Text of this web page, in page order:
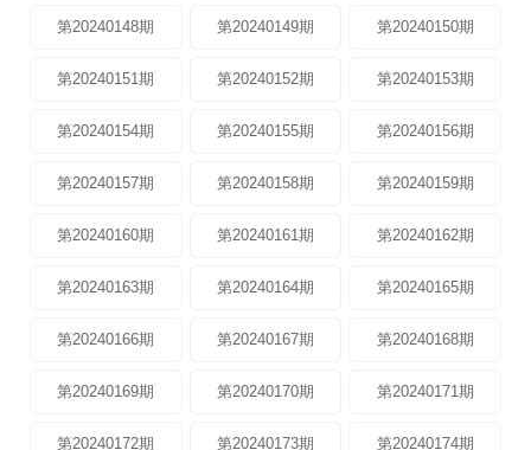
第20240148期 第20240149期 第20240150期
第20240151期 第20240152期 第20240153期
第20240154期 第20240155期 第20240156期
第20240157期 第20240158期 第20240159期
第20240160期 第20240161期 第20240162期
第20240163期 第20240164期 第20240165期
第20240166期 第20240167期 第20240168期
第20240169期 第20240170期 第20240171期
第20240172期 第20240173期 第20240174期